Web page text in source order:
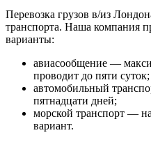
Перевозка грузов в/из
транспорта. Наша компания
варианты:
авиасообщение —
проводит до пяти суток;
автомобильный
пятнадцати дней;
морской транспорт —
вариант.